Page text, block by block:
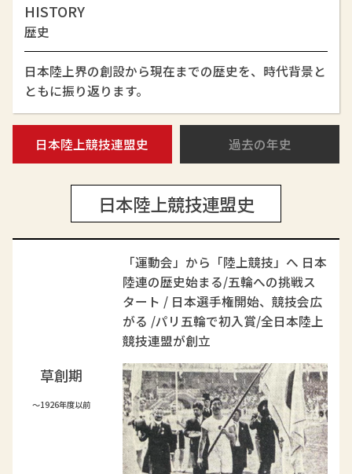
HISTORY
歴史
日本陸上界の創設から現在までの歴史を、時代背景と
ともに振り返ります。
日本陸上競技連盟史 過去の年史
日本陸上競技連盟史
草創期
～1926年度以前
「運動会」から「陸上競技」へ 日本
陸連の歴史始まる/五輪への挑戦ス
タート / 日本選手権開始、競技会広
がる /パリ五輪で初入賞/全日本陸上
競技連盟が創立